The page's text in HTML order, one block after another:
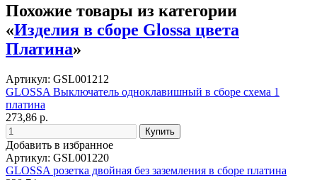
Похожие товары из категории
«Изделия в сборе Glossa цвета
Платина»
Артикул: GSL001212
GLOSSA Выключатель одноклавишный в сборе схема 1
платина
273,86 р.
Добавить в избранное
Артикул: GSL001220
GLOSSA розетка двойная без заземления в сборе платина